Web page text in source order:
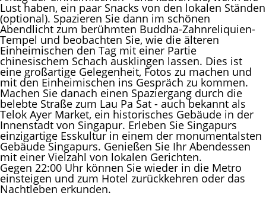
Lust haben, ein paar Snacks von den lokalen Ständen
(optional). Spazieren Sie dann im schönen
Abendlicht zum berühmten Buddha-Zahnreliquien-
Tempel und beobachten Sie, wie die älteren
Einheimischen den Tag mit einer Partie
chinesischem Schach ausklingen lassen. Dies ist
eine großartige Gelegenheit, Fotos zu machen und
mit den Einheimischen ins Gespräch zu kommen.
Machen Sie danach einen Spaziergang durch die
belebte Straße zum Lau Pa Sat - auch bekannt als
Telok Ayer Market, ein historisches Gebäude in der
Innenstadt von Singapur. Erleben Sie Singapurs
einzigartige Esskultur in einem der monumentalsten
Gebäude Singapurs. Genießen Sie Ihr Abendessen
mit einer Vielzahl von lokalen Gerichten.
Gegen 22:00 Uhr können Sie wieder in die Metro
einsteigen und zum Hotel zurückkehren oder das
Nachtleben erkunden.